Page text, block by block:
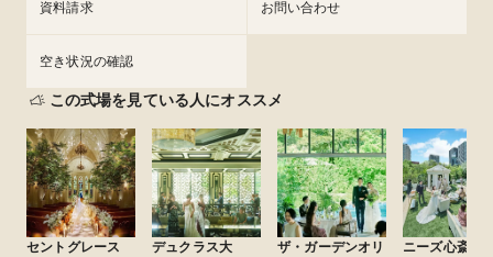
資料請求 お問い合わせ
空き状況の確認
この式場を見ている人にオススメ
セントグレース
デュクラス大
ザ・ガーデンオリ
ニーズ心斎橋